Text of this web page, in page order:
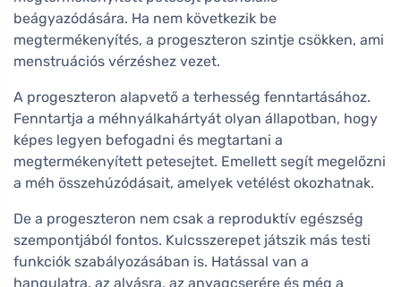
beágyazódására. Ha nem következik be
megtermékenyítés, a progeszteron szintje csökken, ami
menstruációs vérzéshez vezet.
A progeszteron alapvető a terhesség fenntartásához.
Fenntartja a méhnyálkahártyát olyan állapotban, hogy
képes legyen befogadni és megtartani a
megtermékenyített petesejtet. Emellett segít megelőzni
a méh összehúzódásait, amelyek vetélést okozhatnak.
De a progeszteron nem csak a reproduktív egészség
szempontjából fontos. Kulcsszerepet játszik más testi
funkciók szabályozásában is. Hatással van a
hangulatra, az alvásra, az anyagcserére és még a